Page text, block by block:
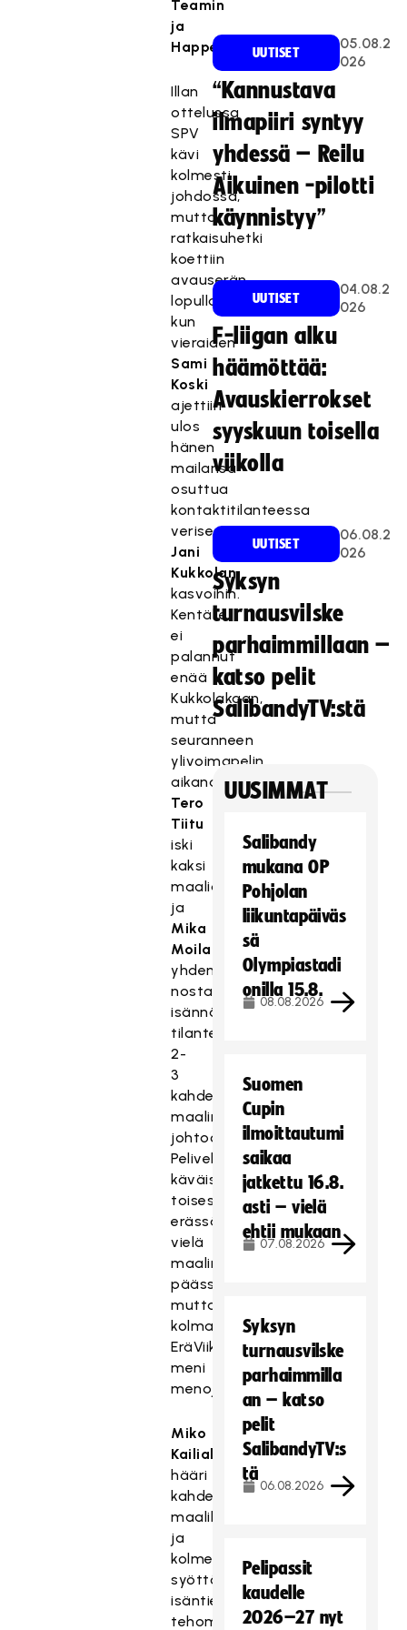
Teamin
ja
Happeen.
Illan
ottelussa
SPV
kävi
kolmesti
johdossa,
mutta
ratkaisuhetki
koettiin
avauserän
lopulla
kun
vieraiden
Sami
Koski
ajettiin
ulos
hänen
mailansa
osuttua
kontaktitilanteessa
verisesti
Jani
Kukkolan
kasvoihin.
Kentälle
ei
palannut
enää
Kukkolakaan,
mutta
seuranneen
ylivoimapelin
aikana
Tero
Tiitu
iski
kaksi
maalia
ja
Mika
Moilanen
yhden
nostaen
isännät
tilanteesta
2-
3
kahden
maalin
johtoon.
Peliveljet
käväisi
toisessa
erässä
vielä
maalin
päässä,
mutta
kolmannessa
EräViikingit
meni
menojaan.
Miko
Kailiala
hääri
kahdella
maalillaan
ja
kolmella
syöttöpisteellään
isäntien
tehomiehenä,
UUTISET
05.08.2
026
“Kannustava
ilmapiiri syntyy
yhdessä – Reilu
Aikuinen -pilotti
käynnistyy”
UUTISET
04.08.2
026
F-liigan alku
häämöttää:
Avauskierrokset
syyskuun toisella
viikolla
UUTISET
06.08.2
026
Syksyn
turnausvilske
parhaimmillaan –
katso pelit
SalibandyTV:stä
UUSIMMAT
Salibandy
mukana OP
Pohjolan
liikuntapäiväs
sä
Olympiastadi
onilla 15.8.
08.08.2026
Suomen
Cupin
ilmoittautumi
saikaa
jatkettu 16.8.
asti – vielä
ehtii mukaan
07.08.2026
Syksyn
turnausvilske
parhaimmilla
an – katso
pelit
SalibandyTV:s
tä
06.08.2026
Pelipassit
kaudelle
2026–27 nyt